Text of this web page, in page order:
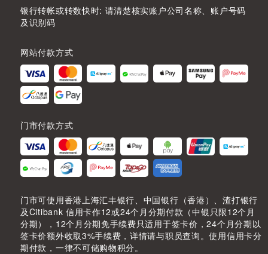
银行转帐或转数快时: 请清楚核实账户公司名称、账户号码
及识别码
网站付款方式
门市付款方式
门市可使用香港上海汇丰银行、中国银行（香港）、渣打银行
及Citibank 信用卡作12或24个月分期付款（中银只限12个月
分期），12个月分期免手续费只适用于签卡价，24个月分期以
签卡价额外收取3%手续费，详情请与职员查询。使用信用卡分
期付款，一律不可储购物积分。